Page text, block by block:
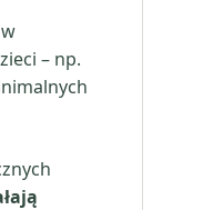
– np.